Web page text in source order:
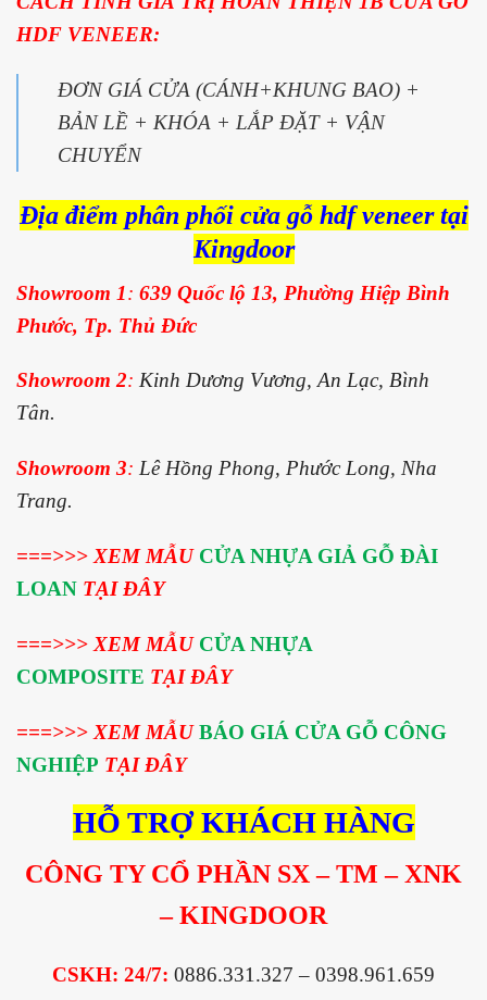
HDF VENEER:
ĐƠN GIÁ CỬA (CÁNH+KHUNG BAO) +
BẢN LỀ + KHÓA + LẮP ĐẶT + VẬN
CHUYỂN
Địa điểm phân phối cửa gỗ hdf veneer tại
Kingdoor
Showroom 1: 639 Quốc lộ 13, Phường Hiệp Bình
Phước, Tp. Thủ Đức
Showroom 2: Kinh Dương Vương, An Lạc, Bình
Tân.
Showroom 3: Lê Hồng Phong, Phước Long, Nha
Trang.
===>>> XEM MẪUCỬA NHỰA GIẢ GỖ ĐÀI
LOAN TẠI ĐÂY
===>>> XEM MẪUCỬA NHỰA
COMPOSITE TẠI ĐÂY
===>>> XEM MẪU BÁO GIÁ CỬA GỖ CÔNG
NGHIỆP TẠI ĐÂY
HỖ TRỢ KHÁCH HÀNG
CÔNG TY CỔ PHẦN SX – TM – XNK
– KINGDOOR
CSKH: 24/7: 0886.331.327 – 0398.961.659